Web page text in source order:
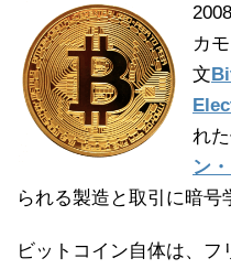
カ
文
れ
ン
られる製造と取引に暗号
ビットコイン自体は、